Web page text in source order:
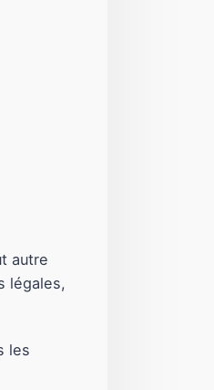
autre
légales,
les